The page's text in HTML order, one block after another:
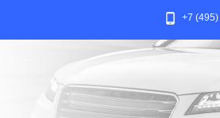
+7 (495)